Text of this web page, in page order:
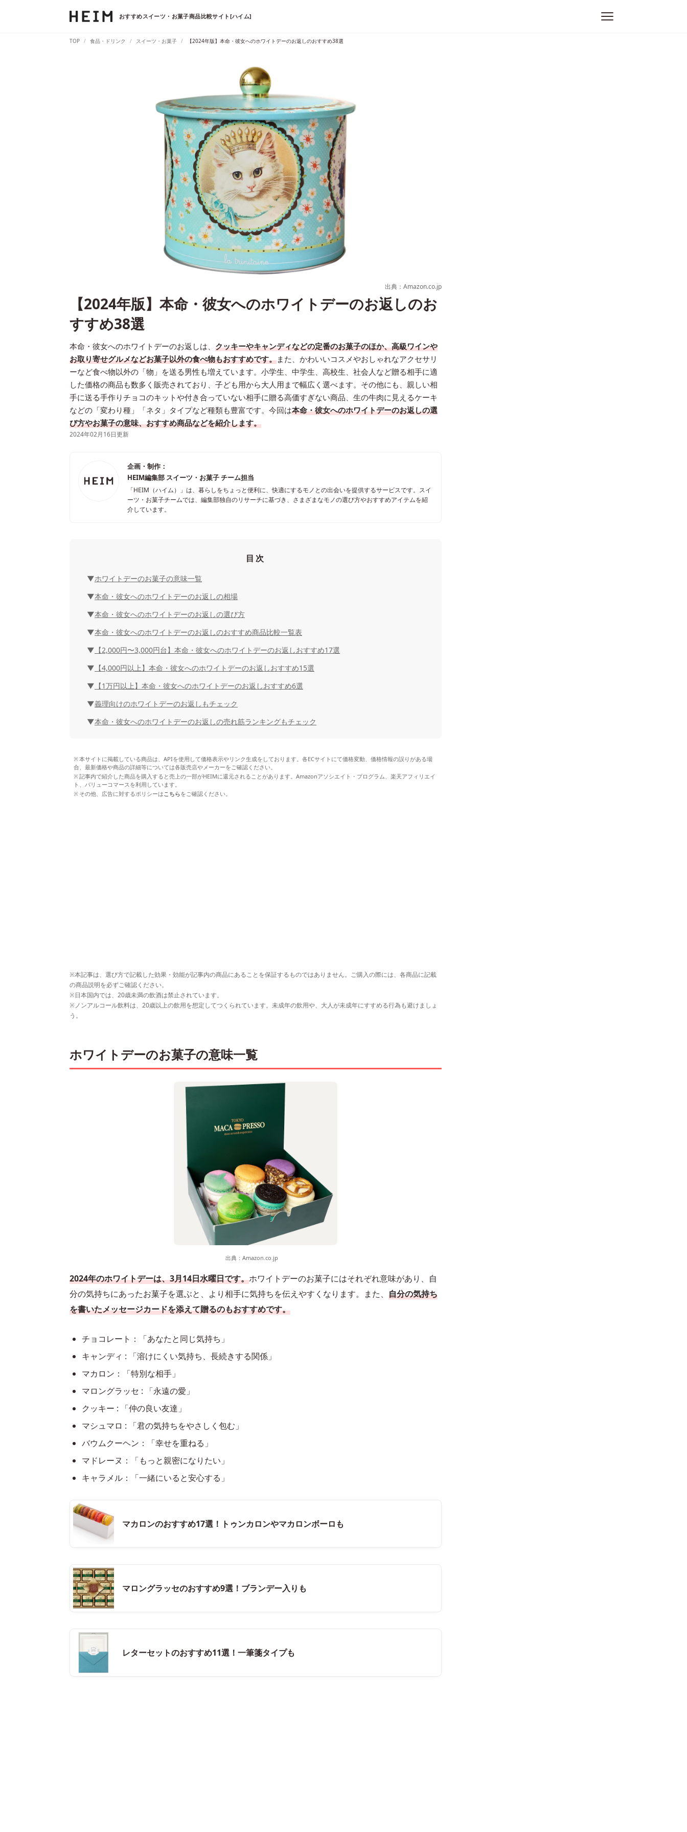
おすすめスイーツ・お菓子商品比較サイト[ハイム]
TOP 食品・ドリンク スイーツ・お菓子 【2024年版】本命・彼女へのホワイトデーのお返しのおすすめ38選
出典：Amazon.co.jp
【2024年版】本命・彼女へのホワイトデーのお返しのお
すすめ38選
本命・彼女へのホワイトデーのお返しは、 クッキーやキャンディなどの定番のお菓子のほか、高級ワインや
お取り寄せグルメなどお菓子以外の食べ物もおすすめです。また、かわいいコスメやおしゃれなアクセサリ
ーなど食べ物以外の「物」を送る男性も増えています。小学生、中学生、高校生、社会人など贈る相手に適
した価格の商品も数多く販売されており、子ども用から大人用まで幅広く選べます。その他にも、親しい相
手に送る手作りチョコのキットや付き合っていない相手に贈る高価すぎない商品、生の牛肉に見えるケーキ
などの「変わり種」「ネタ」タイプなど種類も豊富です。今回は本命・彼女へのホワイトデーのお返しの選
び方やお菓子の意味、おすすめ商品などを紹介します。
2024年02月16日更新
企画・制作：
HEIM編集部 スイーツ・お菓子 チーム担当
「HEIM（ハイム）」は、暮らしをちょっと便利に、快適にするモノとの出会いを提供するサービスです。スイ
ーツ・お菓子チームでは、編集部独自のリサーチに基づき、さまざまなモノの選び方やおすすめアイテムを紹
介しています。
目次
ホワイトデーのお菓子の意味一覧
本命・彼女へのホワイトデーのお返しの相場
本命・彼女へのホワイトデーのお返しの選び方
本命・彼女へのホワイトデーのお返しのおすすめ商品比較一覧表
【2,000円〜3,000円台】本命・彼女へのホワイトデーのお返しおすすめ17選
【4,000円以上】本命・彼女へのホワイトデーのお返しおすすめ15選
【1万円以上】本命・彼女へのホワイトデーのお返しおすすめ6選
義理向けのホワイトデーのお返しもチェック
本命・彼女へのホワイトデーのお返しの売れ筋ランキングもチェック
本サイトに掲載している商品は、APIを使用して価格表示やリンク生成をしております。各ECサイトにて価格変動、価格情報の誤りがある場
合、最新価格や商品の詳細等については各販売店やメーカーをご確認ください。
記事内で紹介した商品を購入すると売上の一部がHEIMに還元されることがあります。Amazonアソシエイト・プログラム、楽天アフィリエイ
ト、バリューコマースを利用しています。
その他、広告に対するポリシーは こちらをご確認ください。
※本記事は、選び方で記載した効果・効能が記事内の商品にあることを保証するものではありません。ご購入の際には、各商品に記載
の商品説明を必ずご確認ください。
※日本国内では、20歳未満の飲酒は禁止されています。
※ノンアルコール飲料は、20歳以上の飲用を想定してつくられています。未成年の飲用や、大人が未成年にすすめる行為も避けましょ
う。
ホワイトデーのお菓子の意味一覧
出典： Amazon.co.jp
2024年のホワイトデーは、3月14日水曜日です。ホワイトデーのお菓子にはそれぞれ意味があり、自
分の気持ちにあったお菓子を選ぶと、より相手に気持ちを伝えやすくなります。また、 自分の気持ち
を書いたメッセージカードを添えて贈るのもおすすめです。
チョコレート：「あなたと同じ気持ち」
キャンディ : 「溶けにくい気持ち、長続きする関係」
マカロン：「特別な相手」
マロングラッセ : 「永遠の愛」
クッキー : 「仲の良い友達」
マシュマロ : 「君の気持ちをやさしく包む」
バウムクーヘン：「幸せを重ねる」
マドレーヌ：「もっと親密になりたい」
キャラメル：「一緒にいると安心する」
マカロンのおすすめ17選！トゥンカロンやマカロンボーロも
マロングラッセのおすすめ9選！ブランデー入りも
レターセットのおすすめ11選！一筆箋タイプも